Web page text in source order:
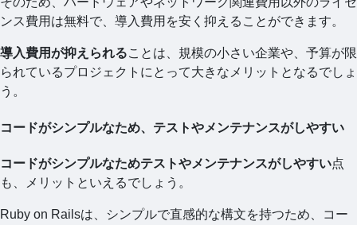
ンス費用は無料で、導入費用を安く抑えることができます。
導入費用が抑えられることは、規模の小さい企業や、予算が限
られているプロジェクトにとって大きなメリットとなるでしょ
う。
コードがシンプルなため、テストやメンテナンスがしやすい
コードがシンプルなためテストやメンテナンスがしやすい点
も、メリットといえるでしょう。
Ruby on Railsは、シンプルで直感的な構文を持つため、コー